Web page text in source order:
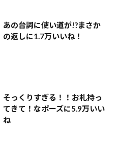
あの台詞に使い道が!?まさか
の返しに1.7万いいね！
そっくりすぎる！！お札持っ
てきて！なポーズに5.9万いい
ね